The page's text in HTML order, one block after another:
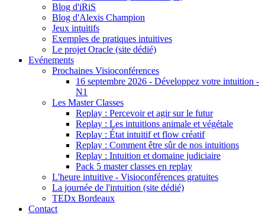
Blog d'iRiS
Blog d'Alexis Champion
Jeux intuitifs
Exemples de pratiques intuitives
Le projet Oracle (site dédié)
Evénements
Prochaines Visioconférences
16 septembre 2026 - Développez votre intuition -
N1
Les Master Classes
Replay : Percevoir et agir sur le futur
Replay : Les intuitions animale et végétale
Replay : État intuitif et flow créatif
Replay : Comment être sûr de nos intuitions
Replay : Intuition et domaine judiciaire
Pack 5 master classes en replay
L'heure intuitive - Visioconférences gratuites
La journée de l'intuition (site dédié)
TEDx Bordeaux
Contact